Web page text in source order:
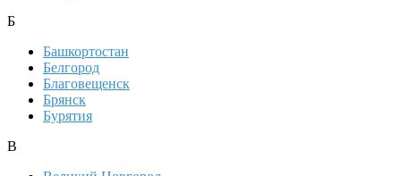
Б
Башкортостан
Белгород
Благовещенск
Брянск
Бурятия
В